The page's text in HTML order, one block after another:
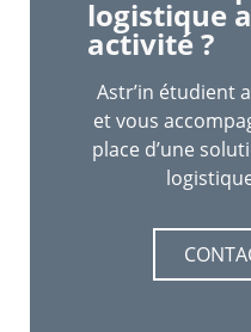
logistique
activité ?
Astr’in étudient
et vous
place d’une